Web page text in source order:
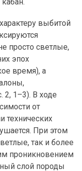
выбитой
просто светлые,
эпох
время), а
1–3). В ходе
от
технических
При этом
так и более
проникновением
слой породы